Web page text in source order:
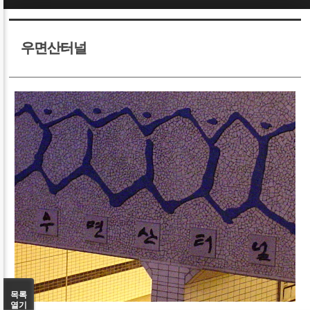
우면산터널
목록
열기
Sketchbook5, 스케치북5
Sketchbook5, 스케치북5
Sketchbook5, 스케치북5
Sketchbook5, 스케치북5